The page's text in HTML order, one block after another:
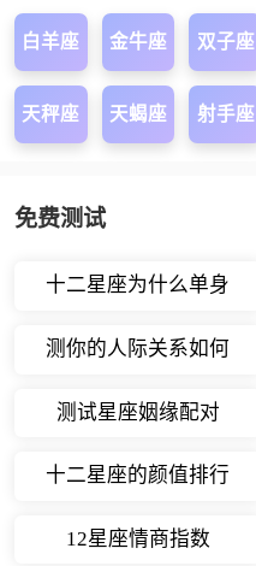
白羊座 金牛座 双子座
天秤座 天蝎座 射手座
免费测试
十二星座为什么单身
测你的人际关系如何
测试星座姻缘配对
十二星座的颜值排行
12星座情商指数